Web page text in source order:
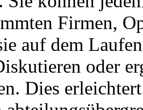
Firmen,
auf dem
oder
Dies